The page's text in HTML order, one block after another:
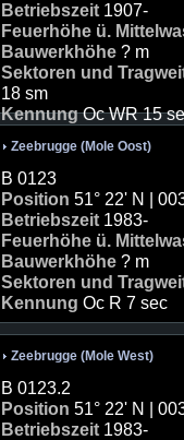
Betriebszeit 1907-
Feuerhöhe ü.
Bauwerkhöhe ? m
Sektoren und
18 sm
KennungOc WR 15
Zeebrugge (Mole Oost)
B 0123
Position 51° 22' N |
Betriebszeit 1983-
Feuerhöhe ü.
Bauwerkhöhe ? m
Sektoren und
Kennung Oc R 7 sec
Zeebrugge (Mole West)
B 0123.2
Position 51° 22' N |
Betriebszeit 1983-